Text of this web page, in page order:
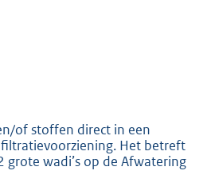
of stoffen direct in een
Het betreft
wadi’s op de Afwatering